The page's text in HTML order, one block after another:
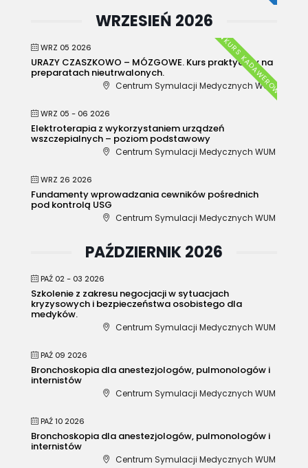
WRZESIEŃ 2026
WRZ 05 2026 KURS KADAWEROWY
URAZY CZASZKOWO – MÓZGOWE. Kurs praktyczny na
preparatach nieutrwalonych.
Centrum Symulacji Medycznych WUM
WRZ 05 - 06 2026
Elektroterapia z wykorzystaniem urządzeń
wszczepialnych – poziom podstawowy
Centrum Symulacji Medycznych WUM
WRZ 26 2026
Fundamenty wprowadzania cewników pośrednich
pod kontrolą USG
Centrum Symulacji Medycznych WUM
PAŹDZIERNIK 2026
PAŹ 02 - 03 2026
Szkolenie z zakresu negocjacji w sytuacjach
kryzysowych i bezpieczeństwa osobistego dla
medyków.
Centrum Symulacji Medycznych WUM
PAŹ 09 2026
Bronchoskopia dla anestezjologów, pulmonologów i
internistów
Centrum Symulacji Medycznych WUM
PAŹ 10 2026
Bronchoskopia dla anestezjologów, pulmonologów i
internistów
Centrum Symulacji Medycznych WUM